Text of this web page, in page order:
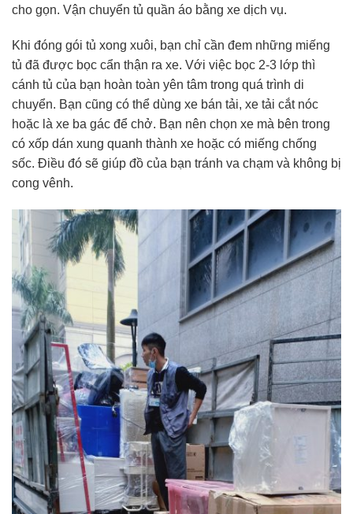
cho gọn. Vận chuyển tủ quần áo bằng xe dịch vụ.
Khi đóng gói tủ xong xuôi, bạn chỉ cần đem những miếng
tủ đã được bọc cẩn thận ra xe. Với việc bọc 2-3 lớp thì
cánh tủ của bạn hoàn toàn yên tâm trong quá trình di
chuyển. Bạn cũng có thể dùng xe bán tải, xe tải cắt nóc
hoặc là xe ba gác để chở. Bạn nên chọn xe mà bên trong
có xốp dán xung quanh thành xe hoặc có miếng chống
sốc. Điều đó sẽ giúp đồ của bạn tránh va chạm và không bị
cong vênh.